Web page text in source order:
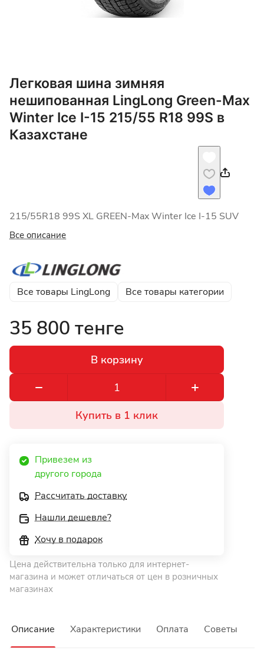
Легковая шина зимняя
нешипованная LingLong Green-Max
Winter Ice I-15 215/55 R18 99S в
Казахстане
215/55R18 99S XL GREEN-Max Winter Ice I-15 SUV
Все описание
Все товары LingLong Все товары категории
35 800 тенге
В корзину
Купить в 1 клик
Привезем из
другого города
Рассчитать доставку
Нашли дешевле?
Хочу в подарок
Цена действительна только для интернет-
магазина и может отличаться от цен в розничных
магазинах
Описание Характеристики Оплата Советы